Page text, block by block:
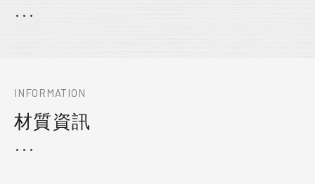
INFORMATION
材質資訊